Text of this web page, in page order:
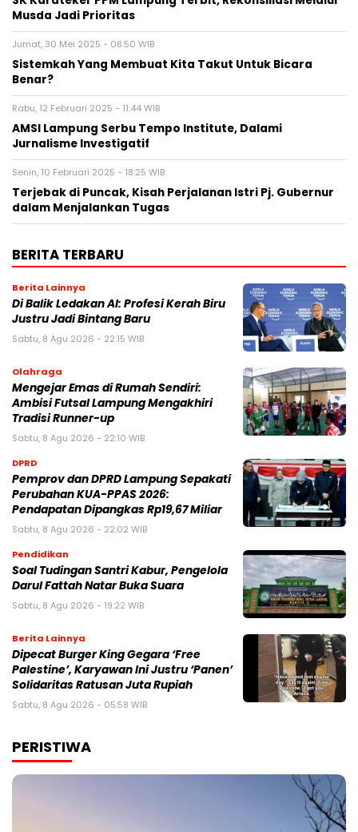
Musda Jadi Prioritas
Jumat, 30 Mei 2025 - 08:50 WIB
Sistemkah Yang Membuat Kita Takut Untuk Bicara
Benar?
Rabu, 12 Februari 2025 - 11:44 WIB
AMSI Lampung Serbu Tempo Institute, Dalami
Jurnalisme Investigatif
Senin, 10 Februari 2025 - 18:25 WIB
Terjebak di Puncak, Kisah Perjalanan Istri Pj. Gubernur
dalam Menjalankan Tugas
BERITA TERBARU
Berita Lainnya
Di Balik Ledakan AI: Profesi Kerah Biru
Justru Jadi Bintang Baru
Sabtu, 8 Agu 2026 - 22:15 WIB
Olahraga
Mengejar Emas di Rumah Sendiri:
Ambisi Futsal Lampung Mengakhiri
Tradisi Runner-up
Sabtu, 8 Agu 2026 - 22:10 WIB
DPRD
Pemprov dan DPRD Lampung Sepakati
Perubahan KUA-PPAS 2026:
Pendapatan Dipangkas Rp19,67 Miliar
Sabtu, 8 Agu 2026 - 22:02 WIB
Pendidikan
Soal Tudingan Santri Kabur, Pengelola
Darul Fattah Natar Buka Suara
Sabtu, 8 Agu 2026 - 19:22 WIB
Berita Lainnya
Dipecat Burger King Gegara ‘Free
Palestine’, Karyawan Ini Justru ‘Panen’
Solidaritas Ratusan Juta Rupiah
Sabtu, 8 Agu 2026 - 05:58 WIB
PERISTIWA